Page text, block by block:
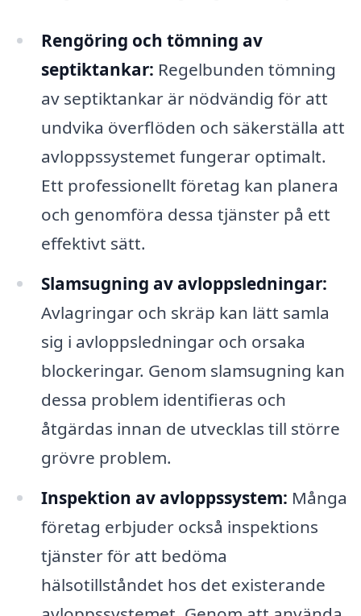
Rengöring och tömning av
septiktankar: Regelbunden tömning
av septiktankar är nödvändig för att
undvika överflöden och säkerställa att
avloppssystemet fungerar optimalt.
Ett professionellt företag kan planera
och genomföra dessa tjänster på ett
effektivt sätt.
Slamsugning av avloppsledningar:
Avlagringar och skräp kan lätt samla
sig i avloppsledningar och orsaka
blockeringar. Genom slamsugning kan
dessa problem identifieras och
åtgärdas innan de utvecklas till större
grövre problem.
Inspektion av avloppssystem: Många
företag erbjuder också inspektions
tjänster för att bedöma
hälsotillståndet hos det existerande